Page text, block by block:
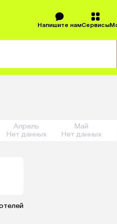
Напишите намСервисы
Апрель
Нет данных
Май
Нет данных